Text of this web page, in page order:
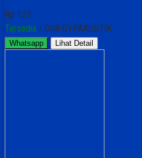
Rp 123
Tersedia / GIM-GYPAKUSTIK
Whatsapp Lihat Detail